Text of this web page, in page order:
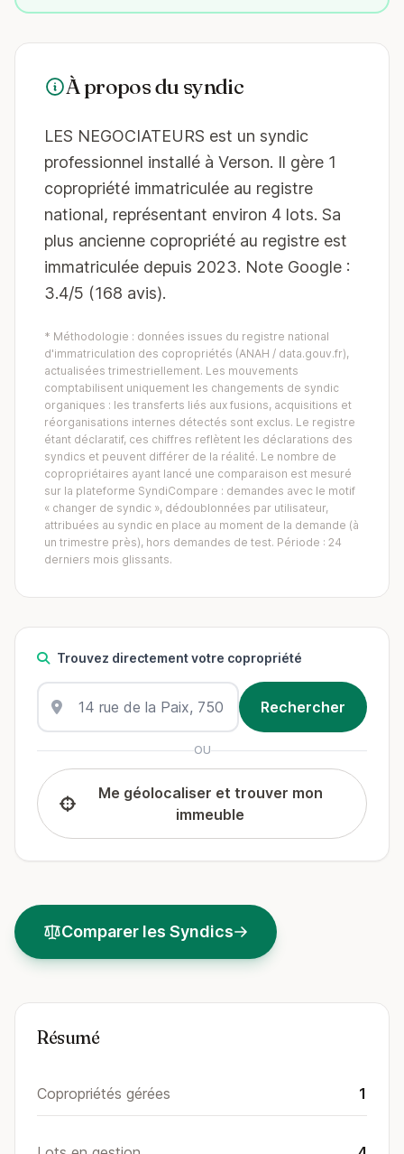
À propos du syndic
LES NEGOCIATEURS est un syndic
professionnel installé à Verson. Il gère 1
copropriété immatriculée au registre
national, représentant environ 4 lots. Sa
plus ancienne copropriété au registre est
immatriculée depuis 2023. Note Google :
3.4/5 (168 avis).
* Méthodologie : données issues du registre national
d'immatriculation des copropriétés (ANAH / data.gouv.fr),
actualisées trimestriellement. Les mouvements
comptabilisent uniquement les changements de syndic
organiques : les transferts liés aux fusions, acquisitions et
réorganisations internes détectés sont exclus. Le registre
étant déclaratif, ces chiffres reflètent les déclarations des
syndics et peuvent différer de la réalité. Le nombre de
copropriétaires ayant lancé une comparaison est mesuré
sur la plateforme SyndiCompare : demandes avec le motif
« changer de syndic », dédoublonnées par utilisateur,
attribuées au syndic en place au moment de la demande (à
un trimestre près), hors demandes de test. Période : 24
derniers mois glissants.
Trouvez directement votre copropriété
OU
Me géolocaliser et trouver mon
immeuble
Comparer les Syndics
Résumé
Copropriétés gérées 1